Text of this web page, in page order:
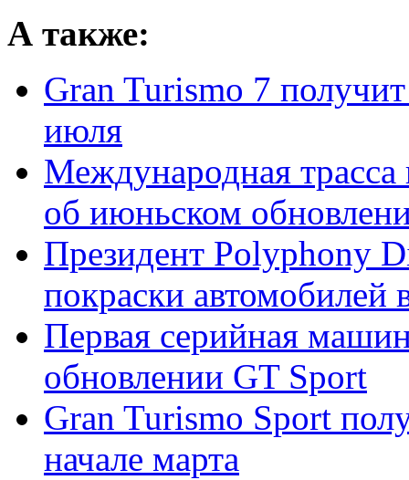
А также:
Gran Turismo 7
июля
Международная
об июньском
Президент Polyphony
покраски автомобилей
Первая серийная
обновлении GT Sport
Gran Turismo Sport
начале марта